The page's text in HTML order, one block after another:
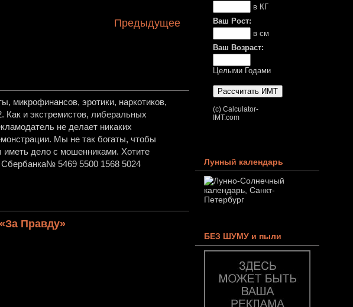
Предыдущее
микрофинансов, эротики, наркотиков,
Как и экстремистов, либеральных
не делает никаких
Мы не так богаты, чтобы
иметь дело с мошенниками. Хотите
5469 5500 1568 5024
Правду»
в КГ
Ваш Рост:
в см
Ваш Возраст:
Целыми Годами
(c) Calculator-
IMT.com
Лунный календарь
БЕЗ ШУМУ и пыли